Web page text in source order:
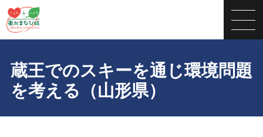
蔵王でのスキーを通じ環境問題
を考える（山形県）